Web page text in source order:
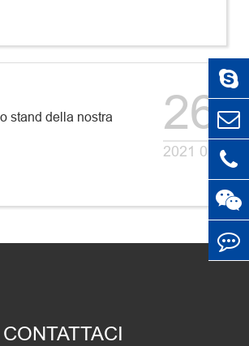
26
2021 01
stand della nostra
CONTATTACI